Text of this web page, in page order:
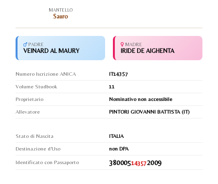
MANTELLO
Sauro
PADRE
VEINARD AL MAURY
MADRE
IRIDE DE AIGHENTA
Numero Iscrizione ANICA
IT14357
Volume Studbook
11
Proprietario
Nominativo non accessibile
Allevatore
PINTORI GIOVANNI BATTISTA (IT)
Stato di Nascita
ITALIA
Destinazione d'Uso
non DPA
Identificato con Passaporto 380005143572009